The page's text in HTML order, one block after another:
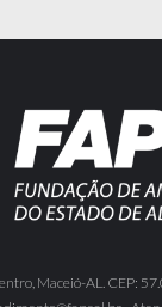
Maceió-AL. CEP: